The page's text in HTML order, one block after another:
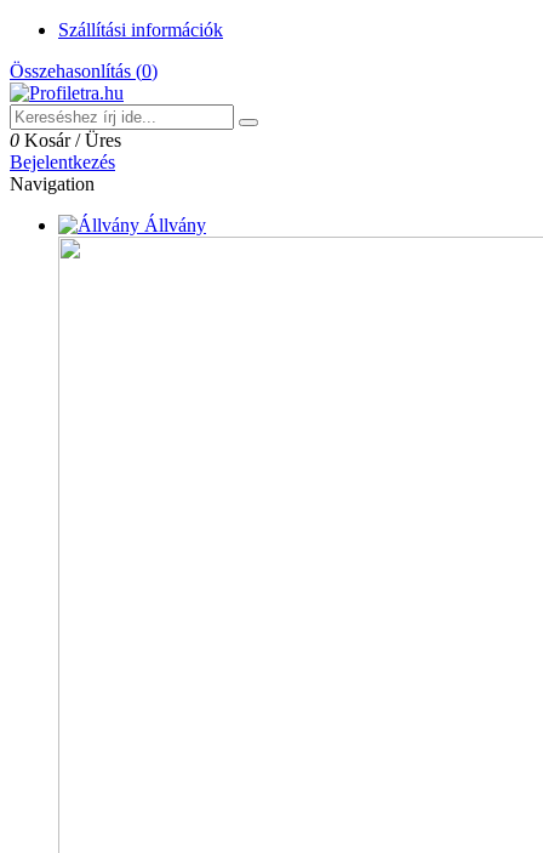
Szállítási információk
Összehasonlítás (0)
0 Kosár /Üres
Bejelentkezés
Navigation
Állvány